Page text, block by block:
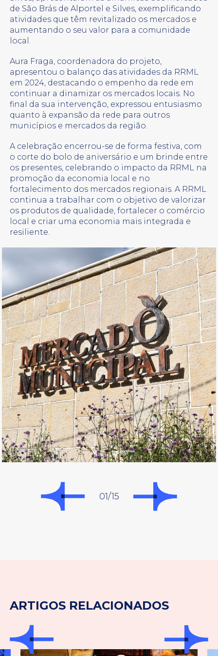
de São Brás de Alportel e Silves, exemplificando
atividades que têm revitalizado os mercados e
aumentando o seu valor para a comunidade
local.
Aura Fraga, coordenadora do projeto,
apresentou o balanço das atividades da RRML
em 2024, destacando o empenho da rede em
continuar a dinamizar os mercados locais. No
final da sua intervenção, expressou entusiasmo
quanto à expansão da rede para outros
municípios e mercados da região.
A celebração encerrou-se de forma festiva, com
o corte do bolo de aniversário e um brinde entre
os presentes, celebrando o impacto da RRML na
promoção da economia local e no
fortalecimento dos mercados regionais. A RRML
continua a trabalhar com o objetivo de valorizar
os produtos de qualidade, fortalecer o comércio
local e criar uma economia mais integrada e
resiliente.
01/15
ARTIGOS RELACIONADOS